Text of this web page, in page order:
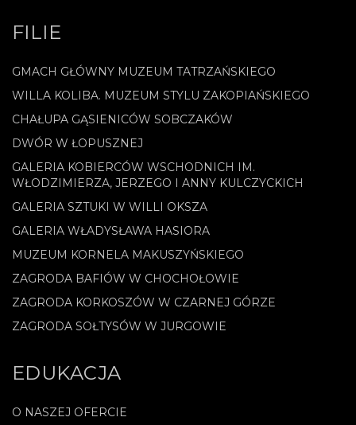
FILIE
GMACH GŁÓWNY MUZEUM TATRZAŃSKIEGO
WILLA KOLIBA. MUZEUM STYLU ZAKOPIAŃSKIEGO
CHAŁUPA GĄSIENICÓW SOBCZAKÓW
DWÓR W ŁOPUSZNEJ
GALERIA KOBIERCÓW WSCHODNICH IM.
WŁODZIMIERZA, JERZEGO I ANNY KULCZYCKICH
GALERIA SZTUKI W WILLI OKSZA
GALERIA WŁADYSŁAWA HASIORA
MUZEUM KORNELA MAKUSZYŃSKIEGO
ZAGRODA BAFIÓW W CHOCHOŁOWIE
ZAGRODA KORKOSZÓW W CZARNEJ GÓRZE
ZAGRODA SOŁTYSÓW W JURGOWIE
EDUKACJA
O NASZEJ OFERCIE